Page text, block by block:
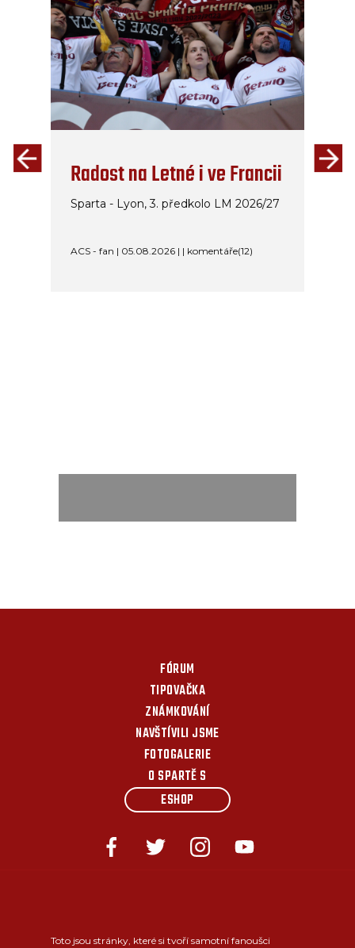
Radost na Letné i ve Francii
Sparta - Lyon, 3. předkolo LM 2026/27
ACS - fan | 05.08.2026 | | komentáře(12)
FÓRUM
TIPOVAČKA
ZNÁMKOVÁNÍ
NAVŠTÍVILI JSME
FOTOGALERIE
O SPARTĚ S
ESHOP
Toto jsou stránky, které si tvoří samotní fanoušci